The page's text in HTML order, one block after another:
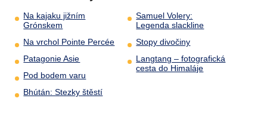
Na kajaku jižním
Grónskem
Na vrchol Pointe Percée
Patagonie Asie
Pod bodem varu
Bhútán: Stezky štěstí
Samuel Volery:
Legenda slackline
Stopy divočiny
Langtang – fotografická
cesta do Himaláje